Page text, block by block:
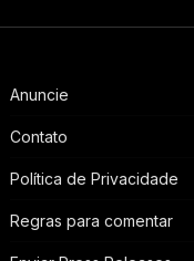
Anuncie
Contato
Política de Privacidade
Regras para comentar